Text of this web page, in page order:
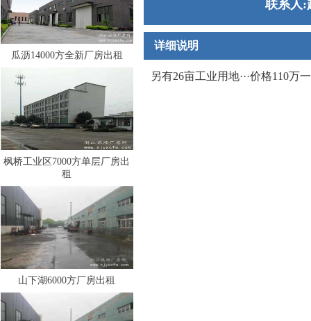
瓜沥14000方全新厂房出租
枫桥工业区7000方单层厂房出
租
山下湖6000方厂房出租
联系人
详细说明
另有26亩工业用地···价格110万